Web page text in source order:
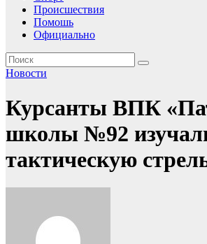
Происшествия
Помошь
Официально
Новости
Курсанты ВПК
школы №92
тактическую